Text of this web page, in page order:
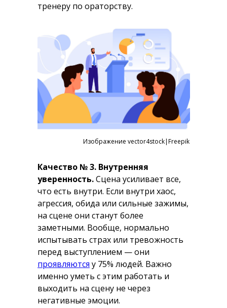
тренеру по ораторству.
Изображение vector4stock|Freepik
Качество № 3. Внутренняя
уверенность.Сцена усиливает все,
что есть внутри. Если внутри хаос,
агрессия, обида или сильные зажимы,
на сцене они станут более
заметными. Вообще, нормально
испытывать страх или тревожность
перед выступлением — они
проявляются у 75% людей. Важно
именно уметь с этим работать и
выходить на сцену не через
негативные эмоции.